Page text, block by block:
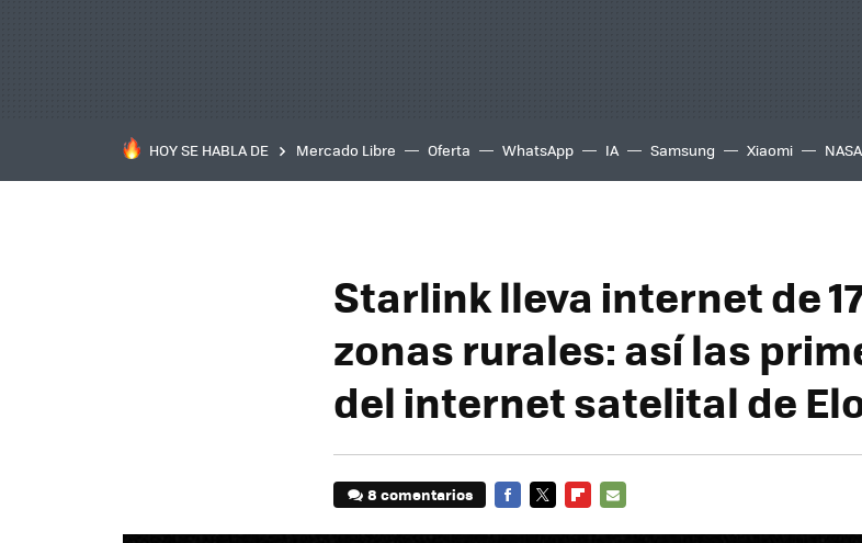
HOY SE HABLA DE Mercado Libre Oferta WhatsApp IA Samsung Xiaomi NASA
Starlink lleva internet de
zonas rurales: así las
del internet satelital de
8 comentarios